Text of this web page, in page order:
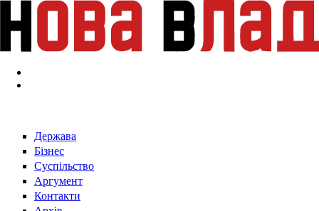
Перейти к основному содержанию
Держава
Бізнес
Суспільство
Аргумент
Контакти